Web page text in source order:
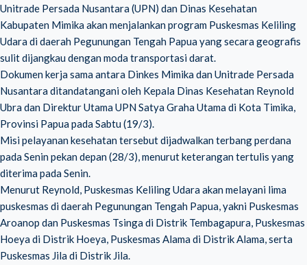
Unitrade Persada Nusantara (UPN) dan Dinas Kesehatan
Kabupaten Mimika akan menjalankan program Puskesmas Keliling
Udara di daerah Pegunungan Tengah Papua yang secara geografis
sulit dijangkau dengan moda transportasi darat.
Dokumen kerja sama antara Dinkes Mimika dan Unitrade Persada
Nusantara ditandatangani oleh Kepala Dinas Kesehatan Reynold
Ubra dan Direktur Utama UPN Satya Graha Utama di Kota Timika,
Provinsi Papua pada Sabtu (19/3).
Misi pelayanan kesehatan tersebut dijadwalkan terbang perdana
pada Senin pekan depan (28/3), menurut keterangan tertulis yang
diterima pada Senin.
Menurut Reynold, Puskesmas Keliling Udara akan melayani lima
puskesmas di daerah Pegunungan Tengah Papua, yakni Puskesmas
Aroanop dan Puskesmas Tsinga di Distrik Tembagapura, Puskesmas
Hoeya di Distrik Hoeya, Puskesmas Alama di Distrik Alama, serta
Puskesmas Jila di Distrik Jila.